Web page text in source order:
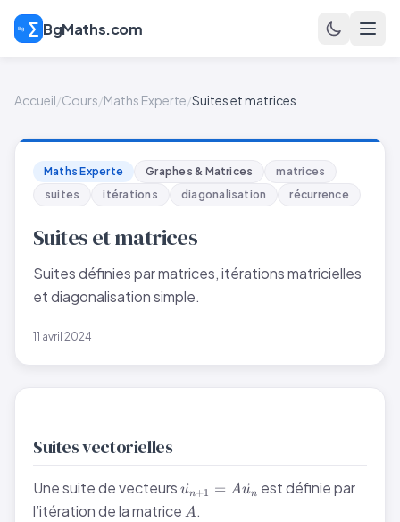
BgMaths.com
Accueil/Cours/Maths Experte/Suites et matrices
Maths Experte Graphes & Matrices
matrices
suites
itérations diagonalisation récurrence
Suites et matrices
Suites définies par matrices, itérations matricielles
et diagonalisation simple.
11 avril 2024
Suites vectorielles
Une suite de vecteurs\vec{u}_{n+1}
= A\vec{u}_n
un+1 = Aun est définie par
l’itération de la matrice A
A.